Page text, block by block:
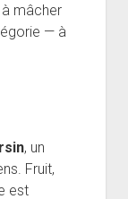
mâcher
— à
, un
Fruit,
est